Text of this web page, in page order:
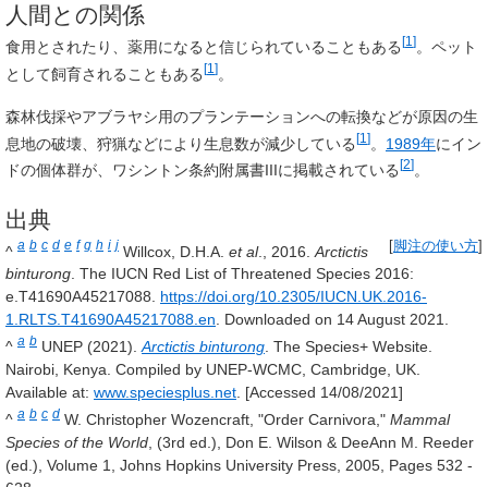
人間との関係
食用とされたり、薬用になると信じられていることもある[1 ]。ペット
として飼育されることもある[1 ]
森林伐採やアブラヤシ用のプランテーションへの転換などが原因の生
息地の破壊、狩猟などにより生息数が減少している[1 ]。 1989年にイン
ドの個体群が、ワシントン条約附属書IIIに掲載されている [2] 。
出典
[脚注の使い方]
^ a b c d e f g h i j Willcox, D.H.A. et al., 2016. Arctictis
binturong. The IUCN Red List of Threatened Species 2016:
e.T41690A45217088. https://doi.org/10.2305/IUCN.UK.2016-
1.RLTS.T41690A45217088.en. Downloaded on 14 August 2021.
^ a b UNEP (2021). Arctictis binturong . The Species+ Website.
Nairobi, Kenya. Compiled by UNEP-WCMC, Cambridge, UK.
Available at: www.speciesplus.net . [Accessed 14/08/2021]
^ a b c d W. Christopher Wozencraft, "Order Carnivora," Mammal
Species of the World , (3rd ed.), Don E. Wilson & DeeAnn M. Reeder
(ed.), Volume 1, Johns Hopkins University Press, 2005, Pages 532 -